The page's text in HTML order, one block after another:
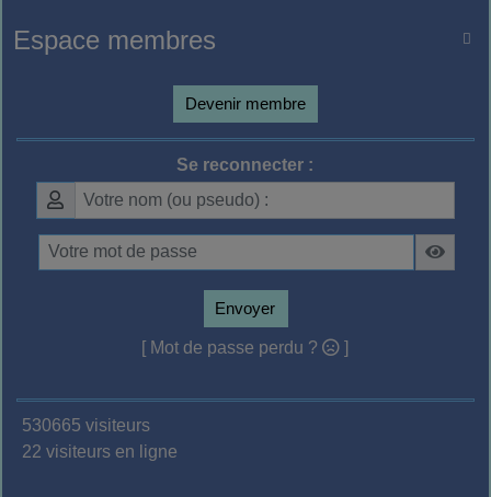

Espace membres
Devenir membre
Se reconnecter :
Envoyer
[ Mot de passe perdu ? ]
530665 visiteurs
22 visiteurs en ligne